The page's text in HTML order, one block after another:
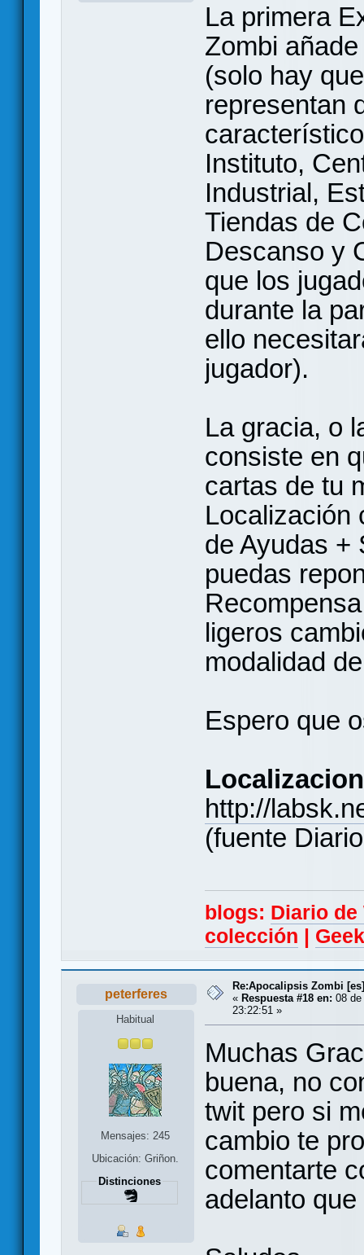
La primera
Zombi
(solo hay
representan
Instituto,
Industrial,
Tiendas de
Descanso y
que los
durante la
ello
jugador).
La gracia, o
consiste en
cartas de tu
Localización
de Ayudas +
puedas
ligeros
modalidad
Espero que
http://
(fuente
blogs: Diario
colección
peterferes
Habitual
Mensajes: 245
Ubicación: Griñon.
Distinciones
Re:Apocalipsis Zombi [es]
« Respuesta #18 en: 08 de
23:22:51 »
Muchas
buena, no
twit pero si
cambio te
comentarte
adelanto